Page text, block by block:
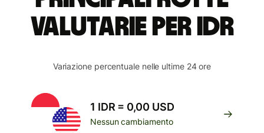
valutarie per IDR
Variazione percentuale nelle ultime 24 ore
1 IDR = 0,00 USD
Nessun cambiamento